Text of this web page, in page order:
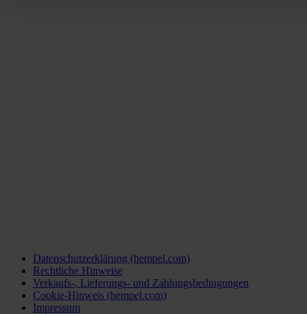
Datenschutzerklärung (hempel.com)
Rechtliche Hinweise
Verkaufs-, Lieferungs- und Zahlungsbedingungen
Cookie-Hinweis (hempel.com)
Impressum